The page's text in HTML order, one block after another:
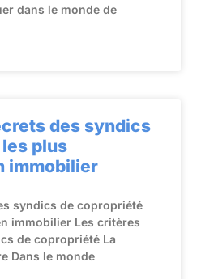
dans le monde de
des syndics
plus
immobilier
syndics de copropriété
immobilier Les critères
de copropriété La
Dans le monde